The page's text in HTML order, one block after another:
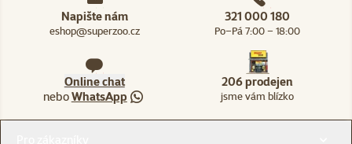
Napište nám
eshop@superzoo.cz
321 000 180
Po–Pá 7:00 – 18:00
Online chat
neboWhatsApp
206 prodejen
jsme vám blízko